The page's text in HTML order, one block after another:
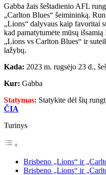
Gabba žais šeštadienio AFL
„Carlton Blues“ šeimininką.
„Lions“ dalyvaus kaip favoritai
kad pamatytumėte mūsų
„Lions vs Carlton Blues“ ir
lažybų.
Kada: 2023 m. rugsėjo 23 d.,
Kur: Gabba
Statymas: Statykite dėl šių
ČIA
Turinys
Brisbeno „Lions“ ir
Brisbeno „Lions“ ir